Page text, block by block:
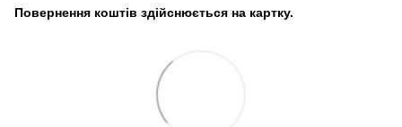
Повернення коштів здійснюється на картку.